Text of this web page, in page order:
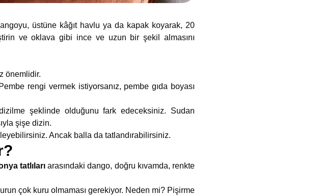
üstüne kâğıt havlu ya da kapak koyarak, 20
ve oklava gibi ince ve uzun bir şekil almasını
önemlidir.
rengi vermek istiyorsanız, pembe gıda boyası
şeklinde olduğunu fark edeceksiniz. Sudan
şişe dizin.
Ancak balla da tatlandırabilirsiniz.
tatlılarıarasındaki dango, doğru kıvamda, renkte
çok kuru olmaması gerekiyor. Neden mi? Pişirme